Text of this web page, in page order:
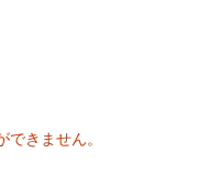
きません。